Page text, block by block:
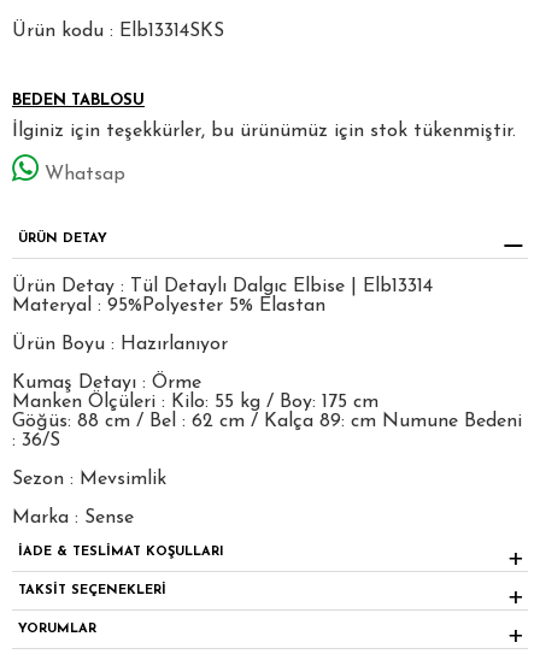
Ürün kodu : Elb13314SKS
BEDEN TABLOSU
İlginiz için teşekkürler, bu ürünümüz için stok tükenmiştir.
Whatsap
ÜRÜN DETAY
Ürün Detay : Tül Detaylı Dalgıc Elbise | Elb13314
Materyal : 95%Polyester 5% Elastan
Ürün Boyu : Hazırlanıyor
Kumaş Detayı : Örme
Manken Ölçüleri : Kilo: 55 kg / Boy: 175 cm
Göğüs: 88 cm / Bel : 62 cm / Kalça 89: cm Numune Bedeni
: 36/S
Sezon : Mevsimlik
Marka : Sense
İADE & TESLİMAT KOŞULLARI
TAKSİT SEÇENEKLERİ
YORUMLAR